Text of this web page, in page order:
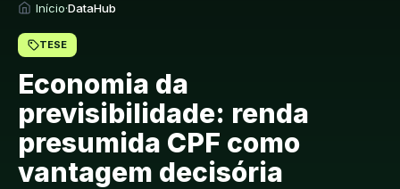
Início·DataHub
TESE
Economia da
previsibilidade: renda
presumida CPF como
vantagem decisória